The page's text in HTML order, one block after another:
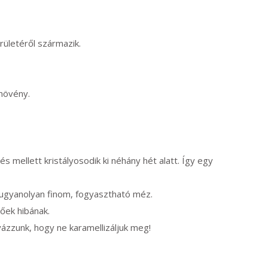
származik.
mellett kristályosodik ki néhány hét alatt. Így egy
finom, fogyasztható méz.
hibának.
hogy ne karamellizáljuk meg!